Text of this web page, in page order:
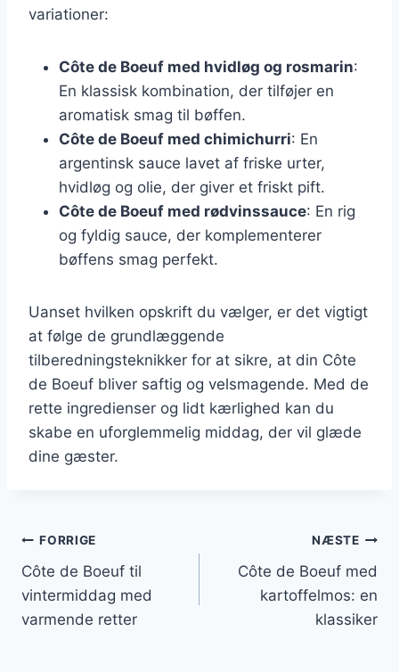
variationer:
Côte de Boeuf med hvidløg og rosmarin:
En klassisk kombination, der tilføjer en
aromatisk smag til bøffen.
Côte de Boeuf med chimichurri: En
argentinsk sauce lavet af friske urter,
hvidløg og olie, der giver et friskt pift.
Côte de Boeuf med rødvinssauce: En rig
og fyldig sauce, der komplementerer
bøffens smag perfekt.
Uanset hvilken opskrift du vælger, er det vigtigt
at følge de grundlæggende
tilberedningsteknikker for at sikre, at din Côte
de Boeuf bliver saftig og velsmagende. Med de
rette ingredienser og lidt kærlighed kan du
skabe en uforglemmelig middag, der vil glæde
dine gæster.
Indlægsnavigation
FORRIGE
Côte de Boeuf til
vintermiddag med
varmende retter
NÆSTE
Côte de Boeuf med
kartoffelmos: en
klassiker